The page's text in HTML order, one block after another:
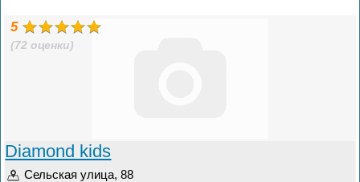
5
(72 оценки)
Diamond kids
Сельская улица, 88